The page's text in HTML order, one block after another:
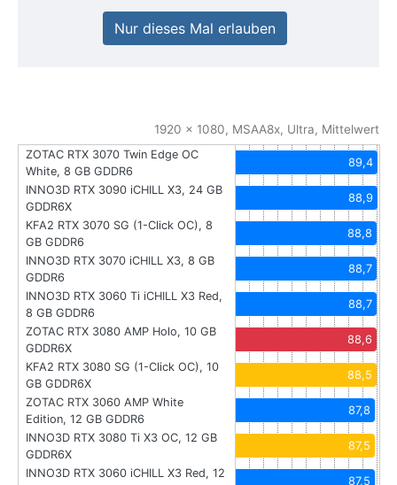
Nur dieses Mal erlauben
1920 x 1080, MSAA8x, Ultra, Mittelwert
ZOTAC RTX 3070 Twin Edge OC
White, 8 GB GDDR6
89,4
INNO3D RTX 3090 iCHILL X3, 24 GB
GDDR6X
88,9
KFA2 RTX 3070 SG (1-Click OC), 8
GB GDDR6
88,8
INNO3D RTX 3070 iCHILL X3, 8 GB
GDDR6
88,7
INNO3D RTX 3060 Ti iCHILL X3 Red,
8 GB GDDR6
88,7
ZOTAC RTX 3080 AMP Holo, 10 GB
GDDR6X
88,6
KFA2 RTX 3080 SG (1-Click OC), 10
GB GDDR6X
88,5
ZOTAC RTX 3060 AMP White
Edition, 12 GB GDDR6
87,8
INNO3D RTX 3080 Ti X3 OC, 12 GB
GDDR6X
87,5
INNO3D RTX 3060 iCHILL X3 Red, 12
87,5